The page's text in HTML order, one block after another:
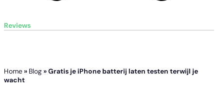
Reviews
Home » Blog »Gratis je iPhone batterij laten testen terwijl je
wacht